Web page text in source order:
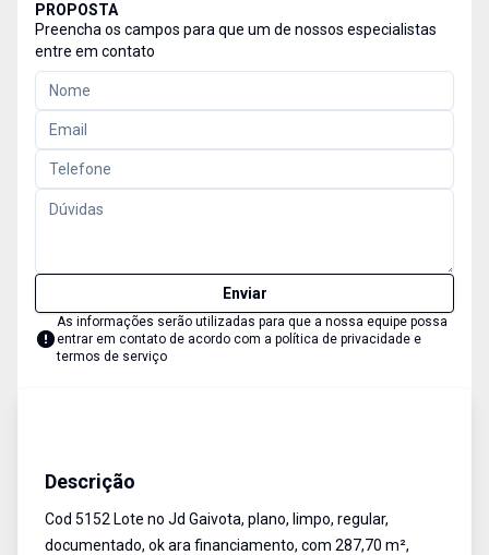
PROPOSTA
Preencha os campos para que um de nossos especialistas
entre em contato
Enviar
As informações serão utilizadas para que a nossa equipe possa
entrar em contato de acordo com a política de privacidade e
termos de serviço
Descrição
Cod 5152 Lote no Jd Gaivota, plano, limpo, regular,
documentado, ok ara financiamento, com 287,70 m²,